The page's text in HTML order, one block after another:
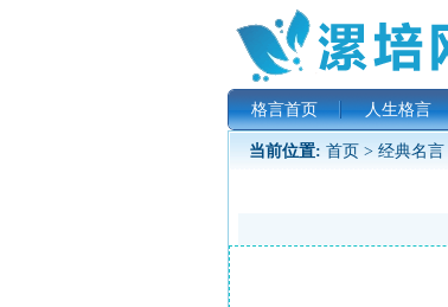
格言首页 人生格言
当前位置: 首页 > 经典名言